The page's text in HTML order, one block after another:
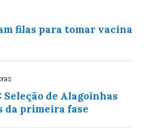
filas para tomar vacina
de Alagoinhas
da primeira fase